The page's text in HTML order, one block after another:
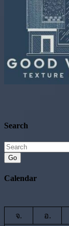
Search
Go
Calendar
จ.
อ.